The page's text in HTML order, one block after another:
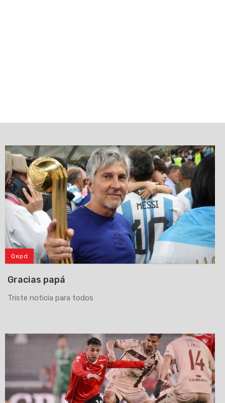
Qepd
Gracias papá
Triste noticia para todos